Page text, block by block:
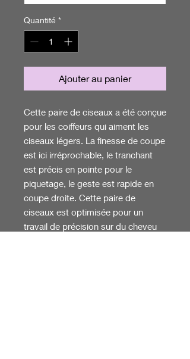
Quantité *
Ajouter au panier
Cette paire de ciseaux a été conçue
pour les coiffeurs qui aiment les
ciseaux légers. La finesse de coupe
est ici irréprochable, le tranchant
est précis en pointe pour le
piquetage, le geste est rapide en
coupe droite. Cette paire de
ciseaux est optimisée pour un
travail de précision sur du cheveu